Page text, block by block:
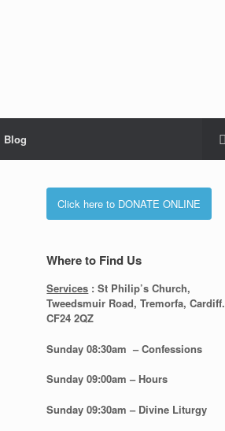
Blog
Click here to DONATE ONLINE
Where to Find Us
Services : St Philip’s Church,
Tweedsmuir Road, Tremorfa, Cardiff.
CF24 2QZ
Sunday 08:30am – Confessions
Sunday09:00am – Hours
Sunday09:30am – Divine Liturgy